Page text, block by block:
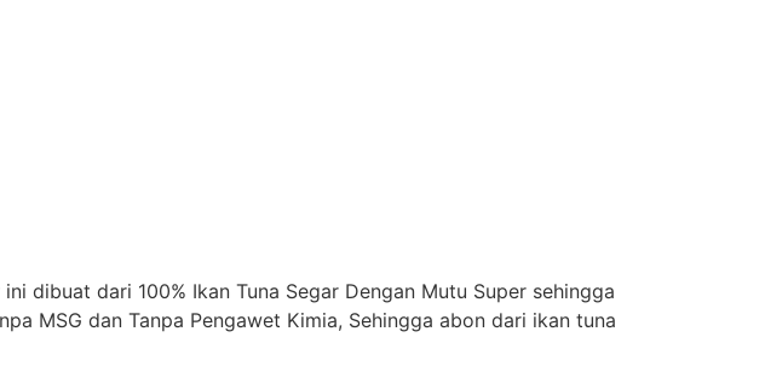
dibuat dari 100% Ikan Tuna Segar Dengan Mutu Super sehingga
MSG dan Tanpa Pengawet Kimia, Sehingga abon dari ikan tuna